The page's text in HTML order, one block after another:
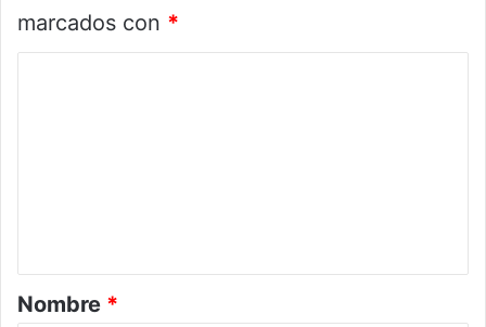
marcados con *
r
Nombre *